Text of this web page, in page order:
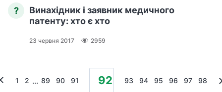
?
Винахідник і заявник медичного
патенту: хто є хто
23 червня 2017 2959
1 2 ... 89 90 91 92 93 94 95 96 97 98